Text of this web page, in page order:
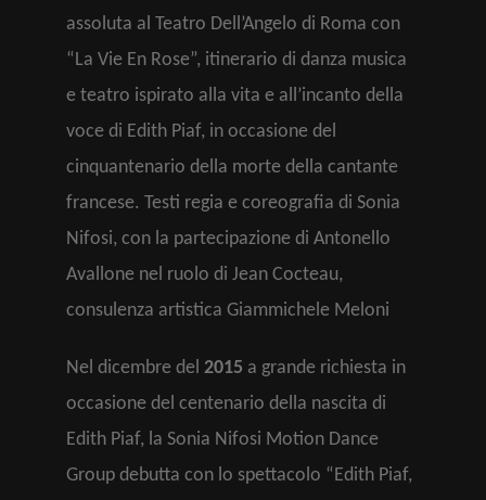
assoluta al Teatro Dell’Angelo di Roma con
“La Vie En Rose”, itinerario di danza musica
e teatro ispirato alla vita e all’incanto della
voce di Edith Piaf, in occasione del
cinquantenario della morte della cantante
francese. Testi regia e coreografia di Sonia
Nifosi, con la partecipazione di Antonello
Avallone nel ruolo di Jean Cocteau,
consulenza artistica Giammichele Meloni
Nel dicembre del 2015 a grande richiesta in
occasione del centenario della nascita di
Edith Piaf, la Sonia Nifosi Motion Dance
Group debutta con lo spettacolo “Edith Piaf,